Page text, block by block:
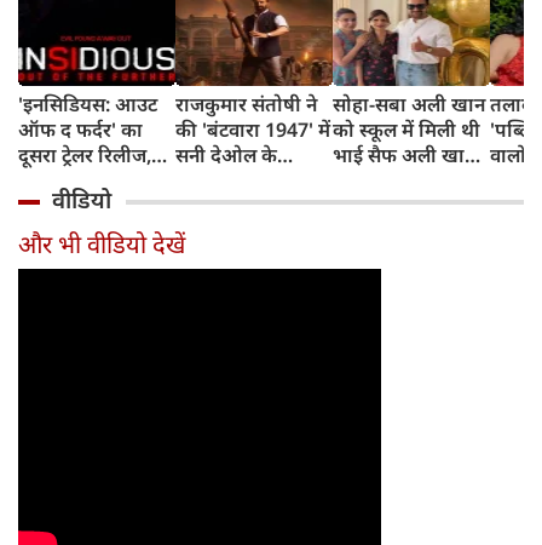
'इनसिडियस: आउट
ऑफ द फर्दर' का
दूसरा ट्रेलर रिलीज,
डरावना चैप्टर लेकर
लौट रही हॉरर
फ्रैंचाइजी
राजकुमार संतोषी ने
की 'बंटवारा 1947' में
सनी देओल के
सुपरहीरोज़ से तुलना,
कही यह बात
सोहा-सबा अली खान
को स्कूल में मिली थी
भाई सैफ अली खान
शादी की खबर,
वालों
वीडियो
और भी वीडियो देखें